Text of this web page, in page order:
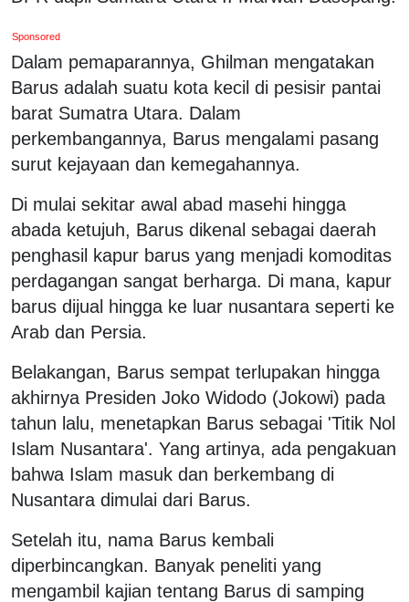
Sponsored
Dalam pemaparannya, Ghilman mengatakan
Barus adalah suatu kota kecil di pesisir pantai
barat Sumatra Utara. Dalam
perkembangannya, Barus mengalami pasang
surut kejayaan dan kemegahannya.
Di mulai sekitar awal abad masehi hingga
abada ketujuh, Barus dikenal sebagai daerah
penghasil kapur barus yang menjadi komoditas
perdagangan sangat berharga. Di mana, kapur
barus dijual hingga ke luar nusantara seperti ke
Arab dan Persia.
Belakangan, Barus sempat terlupakan hingga
akhirnya Presiden Joko Widodo (Jokowi) pada
tahun lalu, menetapkan Barus sebagai 'Titik Nol
Islam Nusantara'. Yang artinya, ada pengakuan
bahwa Islam masuk dan berkembang di
Nusantara dimulai dari Barus.
Setelah itu, nama Barus kembali
diperbincangkan. Banyak peneliti yang
mengambil kajian tentang Barus di samping